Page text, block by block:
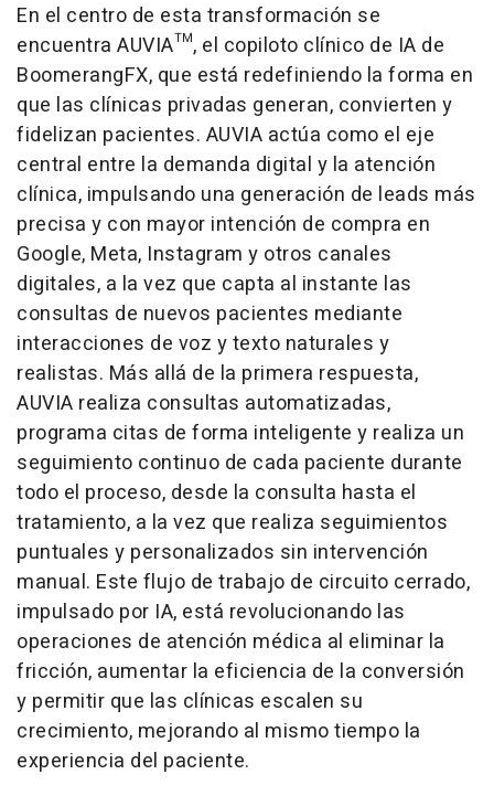
En el centro de esta transformación se
encuentra AUVIA™, el copiloto clínico de IA de
BoomerangFX, que está redefiniendo la forma en
que las clínicas privadas generan, convierten y
fidelizan pacientes. AUVIA actúa como el eje
central entre la demanda digital y la atención
clínica, impulsando una generación de leads más
precisa y con mayor intención de compra en
Google, Meta, Instagram y otros canales
digitales, a la vez que capta al instante las
consultas de nuevos pacientes mediante
interacciones de voz y texto naturales y
realistas. Más allá de la primera respuesta,
AUVIA realiza consultas automatizadas,
programa citas de forma inteligente y realiza un
seguimiento continuo de cada paciente durante
todo el proceso, desde la consulta hasta el
tratamiento, a la vez que realiza seguimientos
puntuales y personalizados sin intervención
manual. Este flujo de trabajo de circuito cerrado,
impulsado por IA, está revolucionando las
operaciones de atención médica al eliminar la
fricción, aumentar la eficiencia de la conversión
y permitir que las clínicas escalen su
crecimiento, mejorando al mismo tiempo la
experiencia del paciente.